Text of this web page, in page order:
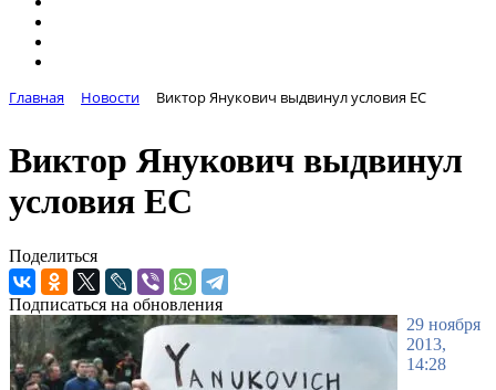
Главная Новости Виктор Янукович выдвинул условия ЕС
Виктор Янукович выдвинул
условия ЕС
Поделиться
Подписаться на обновления
29 ноября
2013,
14:28